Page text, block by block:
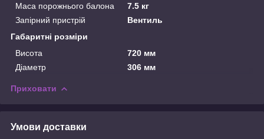
Маса порожнього балона
7.5 кг
Запірний пристрій
Вентиль
Габаритні розміри
Висота
720 мм
Діаметр
306 мм
Приховати
Умови доставки